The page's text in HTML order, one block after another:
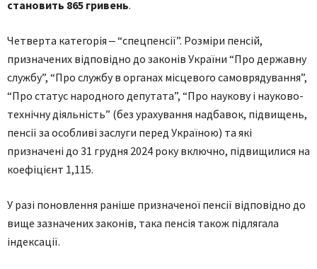
становить 865 гривень.
Четверта категорія ‒ “спецпенсії”. Розміри пенсій,
призначених відповідно до законів України “Про державну
службу”, “Про службу в органах місцевого самоврядування”,
“Про статус народного депутата”, “Про наукову і науково-
технічну діяльність” (без урахування надбавок, підвищень,
пенсії за особливі заслуги перед Україною) та які
призначені до 31 грудня 2024 року включно, підвищилися на
коефіцієнт 1,115.
У разі поновлення раніше призначеної пенсії відповідно до
вище зазначених законів, така пенсія також підлягала
індексації.